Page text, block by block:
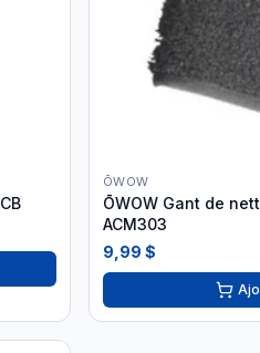
ŌWOW
ŌWOW Gant de
ACM303
9,99 $